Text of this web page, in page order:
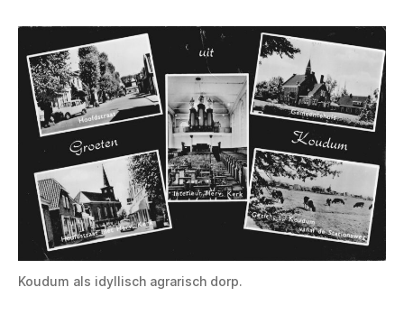
Koudum als idyllisch agrarisch dorp.